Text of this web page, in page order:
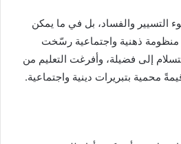
والفساد، بل في ما يمكن
منظومة ذهنية واجتماعية رسّخت
إلى فضيلة، وأفرغت التعليم من
محمية بتبريرات دينية واجتماعية.